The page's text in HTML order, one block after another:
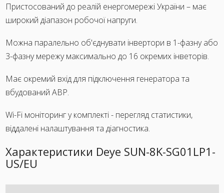
Пристосований до реалій енергомережі України – має
широкий діапазон робочої напруги.
Можна паралельно об'єднувати інвертори в 1-фазну або
3-фазну мережу максимально до 16 окремих інветорів.
Має окремий вхід для підключення генератора та
вбудований АВР.
Wi-Fi моніторинг у комплекті - перегляд статистики,
віддалені налаштування та діагностика.
Характеристики Deye SUN-8K-SG01LP1-
US/EU